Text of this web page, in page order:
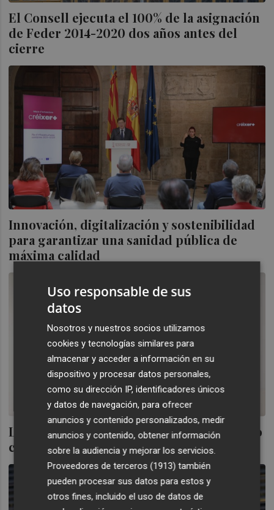
El Consell ejecuta el 100% de la asignación
de Feder 2014-2020 dos años antes del
cierre
Innovación, digitalización y sostenibilidad
para garantizar una sanidad pública de
máxima calidad
La Comunitat Valenciana recibió hasta julio
casi un 44% más de fondos covid
Uso responsable de sus
datos
Nosotros y nuestros socios utilizamos
cookies y tecnologías similares para
almacenar y acceder a información en su
dispositivo y procesar datos personales,
como su dirección IP, identificadores únicos
y datos de navegación, para ofrecer
anuncios y contenido personalizados, medir
anuncios y contenido, obtener información
sobre la audiencia y mejorar los servicios.
Proveedores de terceros (1913) también
pueden procesar sus datos para estos y
otros fines, incluido el uso de datos de